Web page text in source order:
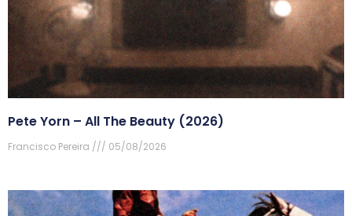
Pete Yorn – All The Beauty (2026)
Francisco Pereira 05/08/2026